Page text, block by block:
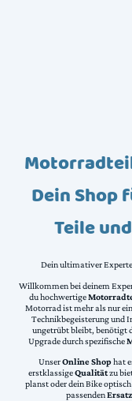
Dein Shop
Teile
Dein ultimativer
Willkommen bei deinem
du hochwertige
Motorrad ist mehr als nur
Technikbegeisterung und
ungetrübt bleibt, benötigt
Upgrade durch spezifische
UnserOnline Shophat
erstklassigeQualitätzu
planst oder dein Bike
passenden